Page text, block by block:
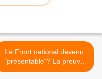
Le Front national devenu
"présentable"? La preuve
du contraire par l'image. >